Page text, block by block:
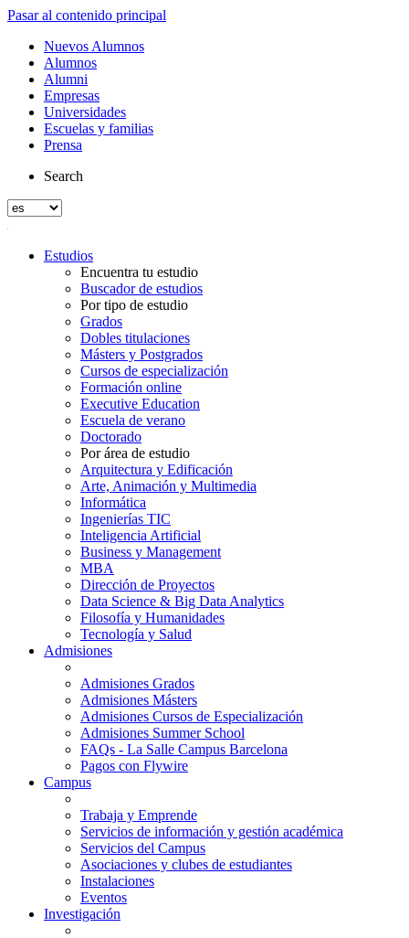
Pasar al contenido principal
Nuevos Alumnos
Alumnos
Alumni
Empresas
Universidades
Escuelas y familias
Prensa
Search
Estudios
Encuentra tu estudio
Buscador de estudios
Por tipo de estudio
Grados
Dobles titulaciones
Másters y Postgrados
Cursos de especialización
Formación online
Executive Education
Escuela de verano
Doctorado
Por área de estudio
Arquitectura y Edificación
Arte, Animación y Multimedia
Informática
Ingenierías TIC
Inteligencia Artificial
Business y Management
MBA
Dirección de Proyectos
Data Science & Big Data Analytics
Filosofía y Humanidades
Tecnología y Salud
Admisiones
Admisiones Grados
Admisiones Másters
Admisiones Cursos de Especialización
Admisiones Summer School
FAQs - La Salle Campus Barcelona
Pagos con Flywire
Campus
Trabaja y Emprende
Servicios de información y gestión académica
Servicios del Campus
Asociaciones y clubes de estudiantes
Instalaciones
Eventos
Investigación